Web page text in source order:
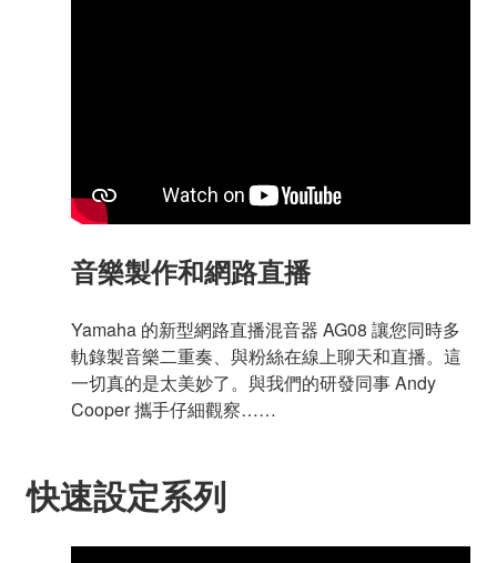
音樂製作和網路直播
Yamaha 的新型網路直播混音器 AG08 讓您同時多
軌錄製音樂二重奏、與粉絲在線上聊天和直播。這
一切真的是太美妙了。與我們的研發同事 Andy
Cooper 攜手仔細觀察……
快速設定系列